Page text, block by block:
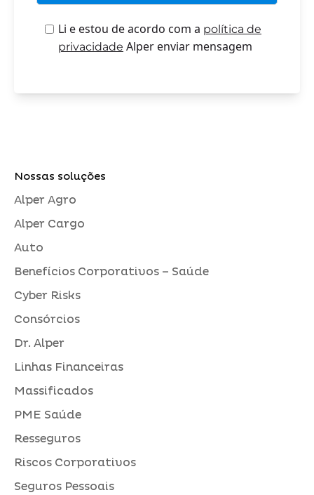
Li e estou de acordo com a política de
privacidade Alper enviar mensagem
Nossas soluções
Alper Agro
Alper Cargo
Auto
Benefícios Corporativos – Saúde
Cyber Risks
Consórcios
Dr. Alper
Linhas Financeiras
Massificados
PME Saúde
Resseguros
Riscos Corporativos
Seguros Pessoais